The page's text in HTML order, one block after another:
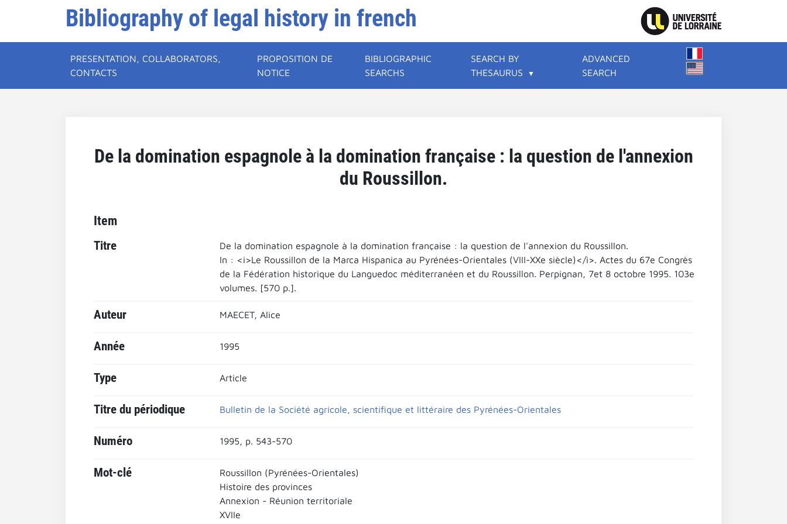
Bibliography of legal history in french
PRESENTATION, COLLABORATORS,
CONTACTS
PROPOSITION DE
NOTICE
BIBLIOGRAPHIC
SEARCHS
SEARCH BY
THESAURUS
ADVANCED
SEARCH
De la domination espagnole à la domination française : la question de l'annexion
du Roussillon.
Item
Titre
De la domination espagnole à la domination française : la question de l'annexion du Roussillon.
In : <i>Le Roussillon de la Marca Hispanica au Pyrénées-Orientales (VIII-XXe siècle)</i>. Actes du 67e Congrès
de la Fédération historique du Languedoc méditerranéen et du Roussillon. Perpignan, 7et 8 octobre 1995. 103e
volumes. [570 p.].
Auteur MAECET, Alice
Année 1995
Type Article
Titre du périodique Bulletin de la Société agricole, scientifique et littéraire des Pyrénées-Orientales
Numéro 1995, p. 543-570
Mot-clé
Roussillon (Pyrénées-Orientales)
Histoire des provinces
Annexion - Réunion territoriale
XVIIe